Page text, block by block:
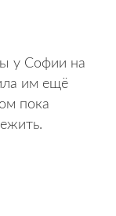
у Софии на
им ещё
пока